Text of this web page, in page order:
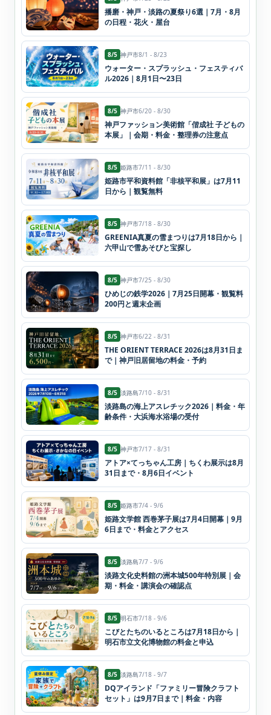
播磨・神戸・淡路の夏祭り6選｜7月・8月
の日程・花火・屋台
8/5 神戸市8/1 - 8/23
ウォーター・スプラッシュ・フェスティバ
ル2026｜8月1日〜23日
8/5 神戸市6/20 - 8/30
神戸ファッション美術館「偕成社 子どもの
本展」｜会期・料金・整理券の注意点
8/5 姫路市7/11 - 8/30
姫路市平和資料館「非核平和展」は7月11
日から｜観覧無料
8/5 神戸市7/18 - 8/30
GREENIA真夏の雪まつりは7月18日から｜
六甲山で雪あそびと宝探し
8/5 神戸市7/25 - 8/30
ひめじの鉄学2026｜7月25日開幕・観覧料
200円と週末企画
8/5 神戸市6/22 - 8/31
THE ORIENT TERRACE 2026は8月31日ま
で｜神戸旧居留地の料金・予約
8/5 淡路島7/10 - 8/31
淡路島の海上アスレチック2026｜料金・年
齢条件・大浜海水浴場の受付
8/5 神戸市7/17 - 8/31
アトア×てっちゃん工房｜ちくわ展示は8月
31日まで・8月6日イベント
8/5 姫路市7/4 - 9/6
姫路文学館 西巻茅子展は7月4日開幕｜9月
6日まで・料金とアクセス
8/5 淡路島7/7 - 9/6
淡路文化史料館の洲本城500年特別展｜会
期・料金・講演会の確認点
8/5 明石市7/18 - 9/6
こびとたちのいるところは7月18日から｜
明石市立文化博物館の料金と申込
8/5 淡路島7/18 - 9/7
DQアイランド「ファミリー冒険クラフト
セット」は9月7日まで｜料金・内容